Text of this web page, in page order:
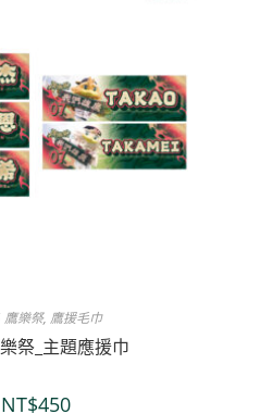
鷹樂祭, 鷹援毛巾
祭_主題應援巾
NT$450